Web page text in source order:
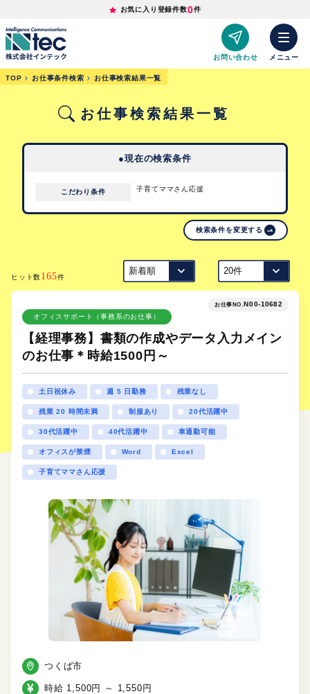
お気に入り登録件数0件
お問い合わせ メニュー
TOP お仕事条件検索 お仕事検索結果一覧
お仕事検索結果一覧
●現在の検索条件
こだわり条件 子育てママさん応援
検索条件を変更する
ヒット数165件
お仕事NO. N00-10682
オフィスサポート（事務系のお仕事）
【経理事務】書類の作成やデータ入力メイン
のお仕事＊時給1500円～
土日祝休み 週 5 日勤務 残業なし
残業 20 時間未満 制服あり 20代活躍中
30代活躍中 40代活躍中 車通勤可能
オフィスが禁煙 Word Excel
子育てママさん応援
つくば市
時給 1,500円 ～ 1,550円